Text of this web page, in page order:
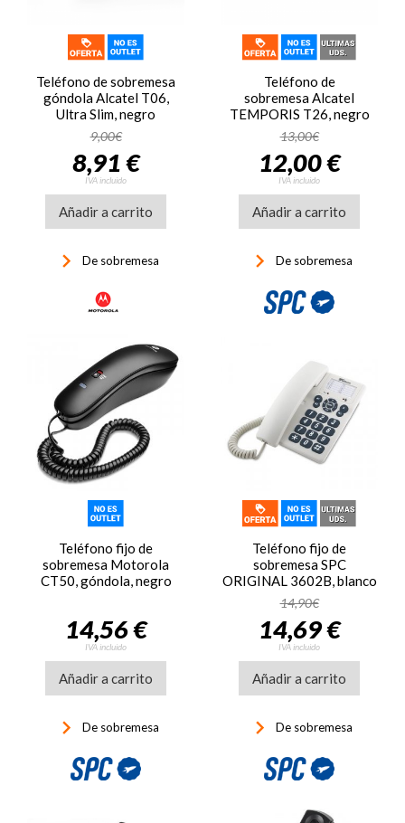
Teléfono de sobremesa
góndola Alcatel T06,
Ultra Slim, negro
9,00€
8,91 €
IVA incluido
Añadir a carrito
keyboard_arrow_right De sobremesa
Teléfono de
sobremesa Alcatel
TEMPORIS T26, negro
13,00€
12,00 €
IVA incluido
Añadir a carrito
keyboard_arrow_right De sobremesa
Teléfono fijo de
sobremesa Motorola
CT50, góndola, negro
14,56 €
IVA incluido
Añadir a carrito
keyboard_arrow_right De sobremesa
Teléfono fijo de
sobremesa SPC
ORIGINAL 3602B, blanco
14,90€
14,69 €
IVA incluido
Añadir a carrito
keyboard_arrow_right De sobremesa